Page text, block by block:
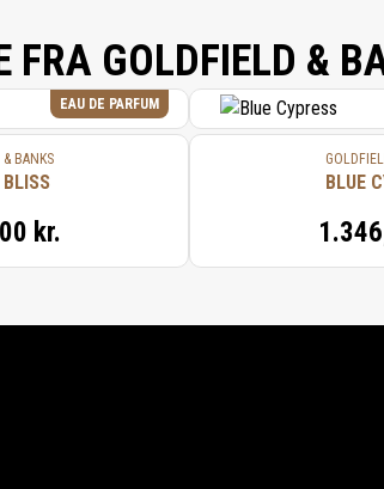
FRA GOLDFIELD &
EAU DE PARFUM
BANKS
kr.
BLUE